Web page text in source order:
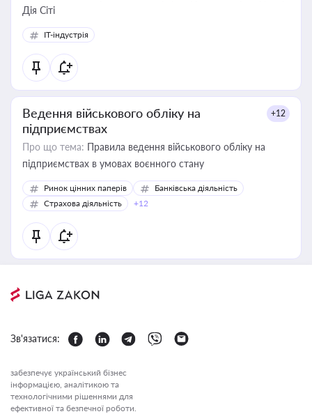
Дія Сіті
IT-індустрія
Ведення військового обліку на
підприємствах
+12
Про що тема: Правила ведення військового обліку на
підприємствах в умовах воєнного стану
Ринок цінних паперів
Банківська діяльність
Страхова діяльність
+12
Зв'язатися:
забезпечує український бізнес
інформацією, аналітикою та
технологічними рішеннями для
ефективної та безпечної роботи.